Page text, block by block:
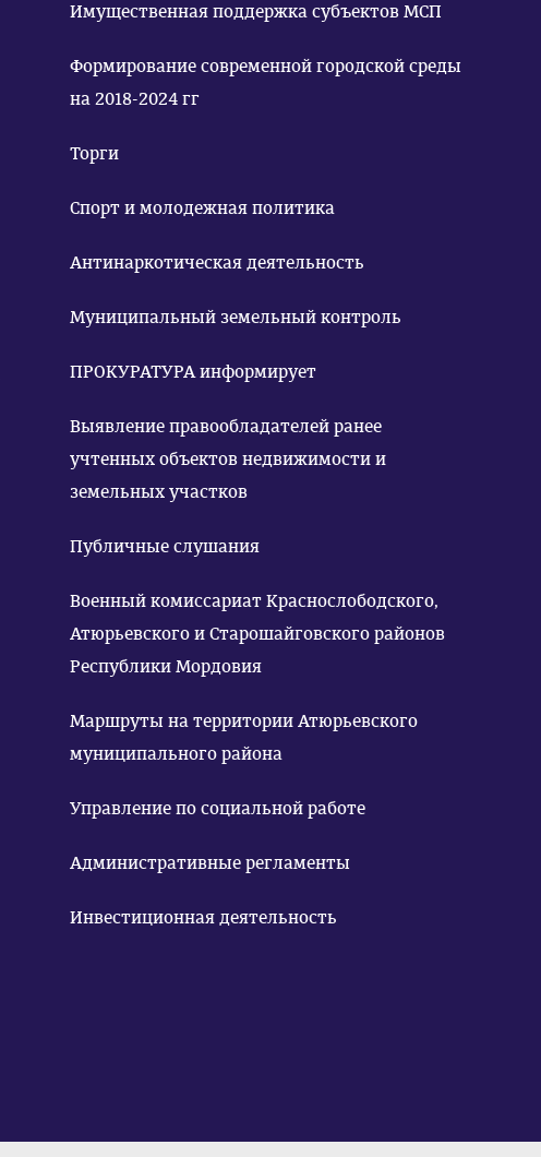
Имущественная поддержка субъектов МСП
Формирование современной городской среды
на 2018-2024 гг
Торги
Спорт и молодежная политика
Антинаркотическая деятельность
Муниципальный земельный контроль
ПРОКУРАТУРА информирует
Выявление правообладателей ранее
учтенных объектов недвижимости и
земельных участков
Публичные слушания
Военный комиссариат Краснослободского,
Атюрьевского и Старошайговского районов
Республики Мордовия
Маршруты на территории Атюрьевского
муниципального района
Управление по социальной работе
Административные регламенты
Инвестиционная деятельность